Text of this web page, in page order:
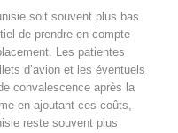
soit souvent plus bas
de prendre en compte
Les patientes
d’avion et les éventuels
convalescence après la
en ajoutant ces coûts,
reste souvent plus